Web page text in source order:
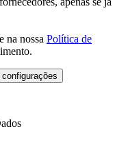
na nossa Política de